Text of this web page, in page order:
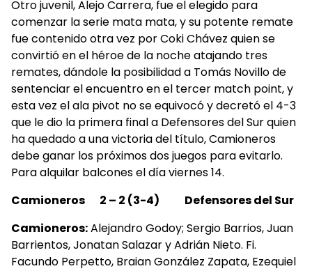
Otro juvenil, Alejo Carrera, fue el elegido para
comenzar la serie mata mata, y su potente remate
fue contenido otra vez por Coki Chávez quien se
convirtió en el héroe de la noche atajando tres
remates, dándole la posibilidad a Tomás Novillo de
sentenciar el encuentro en el tercer match point, y
esta vez el ala pivot no se equivocó y decretó el 4-3
que le dio la primera final a Defensores del Sur quien
ha quedado a una victoria del título, Camioneros
debe ganar los próximos dos juegos para evitarlo.
Para alquilar balcones el día viernes 14.
Camioneros 2 – 2 (3-4) Defensores del Sur
Camioneros:Alejandro Godoy; Sergio Barrios, Juan
Barrientos, Jonatan Salazar y Adrián Nieto. Fi.
Facundo Perpetto, Braian González Zapata, Ezequiel